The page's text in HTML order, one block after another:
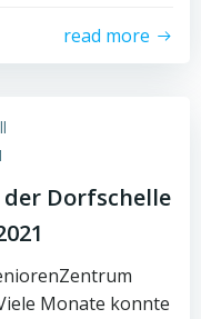
read more
Dorfschelle
Monate konnte